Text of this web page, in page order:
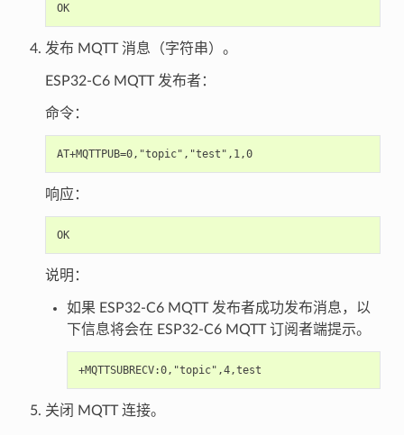
OK
发布 MQTT 消息（字符串）。
ESP32-C6 MQTT 发布者：
命令：
AT+MQTTPUB=0,"topic","test",1,0
响应：
OK
说明：
如果 ESP32-C6 MQTT 发布者成功发布消息，以
下信息将会在 ESP32-C6 MQTT 订阅者端提示。
关闭 MQTT 连接。